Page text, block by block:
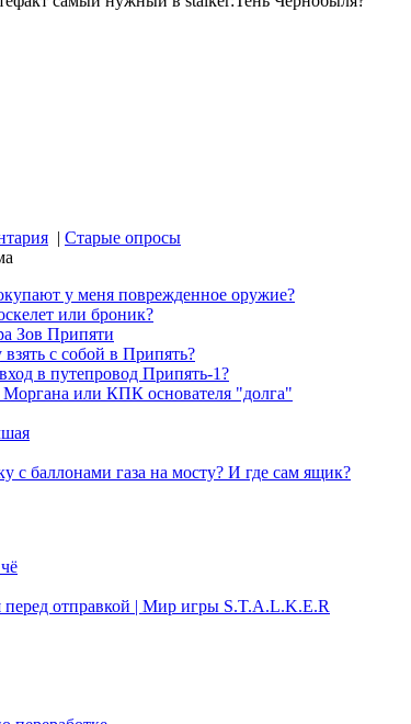
| Старые опросы
у меня поврежденное оружие?
или броник?
Зов Припяти
с собой в Припять?
в путепровод Припять-1?
или КПК основателя "долга"
с баллонами газа на мосту? И где сам ящик?
отправкой | Мир игры S.T.A.L.K.E.R